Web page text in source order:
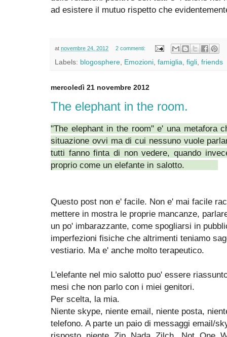
ad esistere il mutuo rispetto che
at novembre 24, 2012 2 commenti:
Labels: blogosphere Emozioni famiglia figli friends
mercoledì 21 novembre 2012
The elephant in the room.
"The elephant in the room" e' una metafora
situazione ovvi ma di cui nessuno vuole
tutti fanno finta di non vedere, quando
proprio come un elefante in salotto.
Questo post non e' facile. Non e' mai facile
mettere in mostra le proprie mancanze,
un po' imbarazzante, come spogliarsi in
imperfezioni fisiche che altrimenti teniamo
vestiario. Ma e' anche molto terapeutico.
L'elefante nel mio salotto puo' essere
mesi che non parlo con i miei genitori.
Per scelta, la mia.
Niente skype, niente email, niente posta,
telefono. A parte un paio di messaggi email/